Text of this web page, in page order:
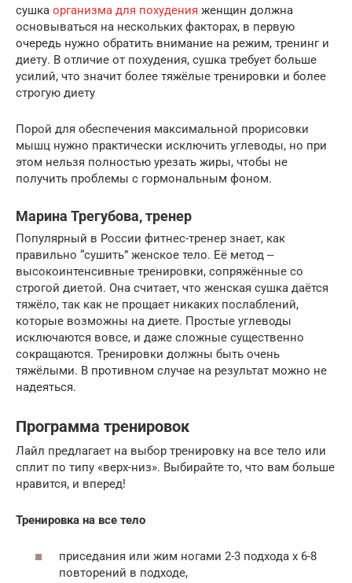
сушка организма для похудения женщин должна
основываться на нескольких факторах, в первую
очередь нужно обратить внимание на режим, тренинг и
диету. В отличие от похудения, сушка требует больше
усилий, что значит более тяжёлые тренировки и более
строгую диету
Порой для обеспечения максимальной прорисовки
мышц нужно практически исключить углеводы, но при
этом нельзя полностью урезать жиры, чтобы не
получить проблемы с гормональным фоном.
Марина Трегубова, тренер
Популярный в России фитнес-тренер знает, как
правильно “сушить” женское тело. Её метод ‒
высокоинтенсивные тренировки, сопряжённые со
строгой диетой. Она считает, что женская сушка даётся
тяжёло, так как не прощает никаких послаблений,
которые возможны на диете. Простые углеводы
исключаются вовсе, и даже сложные существенно
сокращаются. Тренировки должны быть очень
тяжёлыми. В противном случае на результат можно не
надеяться.
Программа тренировок
Лайл предлагает на выбор тренировку на все тело или
сплит по типу «верх-низ». Выбирайте то, что вам больше
нравится, и вперед!
Тренировка на все тело
приседания или жим ногами 2-3 подхода х 6-8
повторений в подходе,